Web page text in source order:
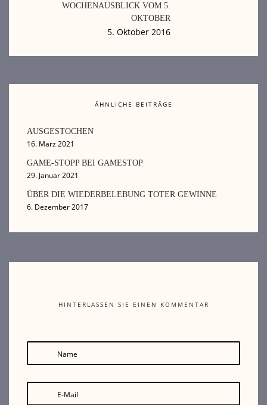
WOCHENAUSBLICK VOM 5.
OKTOBER
5. Oktober 2016
ÄHNLICHE BEITRÄGE
AUSGESTOCHEN
16. März 2021
GAME-STOPP BEI GAMESTOP
29. Januar 2021
ÜBER DIE WIEDERBELEBUNG TOTER GEWINNE
6. Dezember 2017
HINTERLASSEN SIE EINEN KOMMENTAR
Name
E-Mail